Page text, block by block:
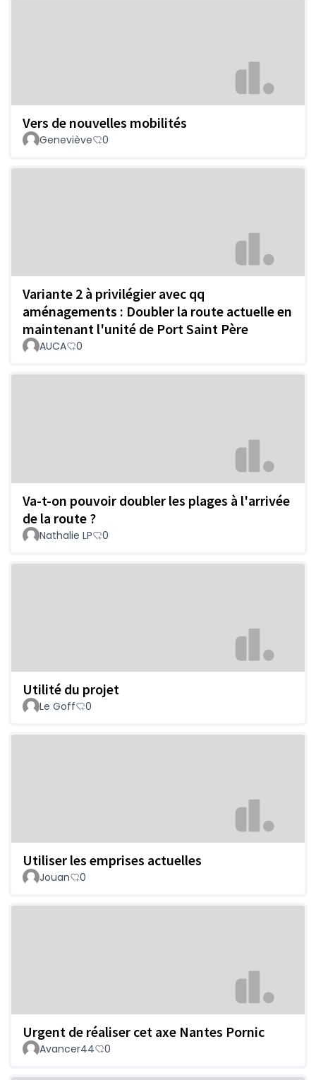
Vers de nouvelles mobilités
Geneviève 0
Variante 2 à privilégier avec qq
aménagements : Doubler la route actuelle en
maintenant l'unité de Port Saint Père
AUCA 0
Va-t-on pouvoir doubler les plages à l'arrivée
de la route ?
Nathalie LP 0
Utilité du projet
Le Goff 0
Utiliser les emprises actuelles
Jouan 0
Urgent de réaliser cet axe Nantes Pornic
Avancer44 0